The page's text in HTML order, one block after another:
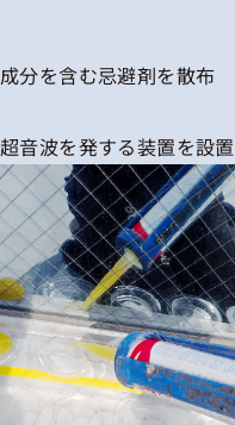
分を含む忌避剤を散布
音波を発する装置を設置